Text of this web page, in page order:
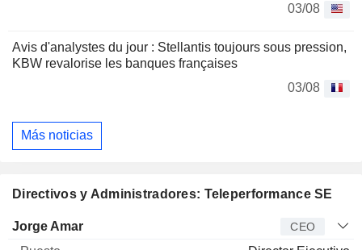
03/08
Avis d'analystes du jour : Stellantis toujours sous pression,
KBW revalorise les banques françaises
03/08
Más noticias
Directivos y Administradores: Teleperformance SE
Director Puesto
Jorge Amar CEO